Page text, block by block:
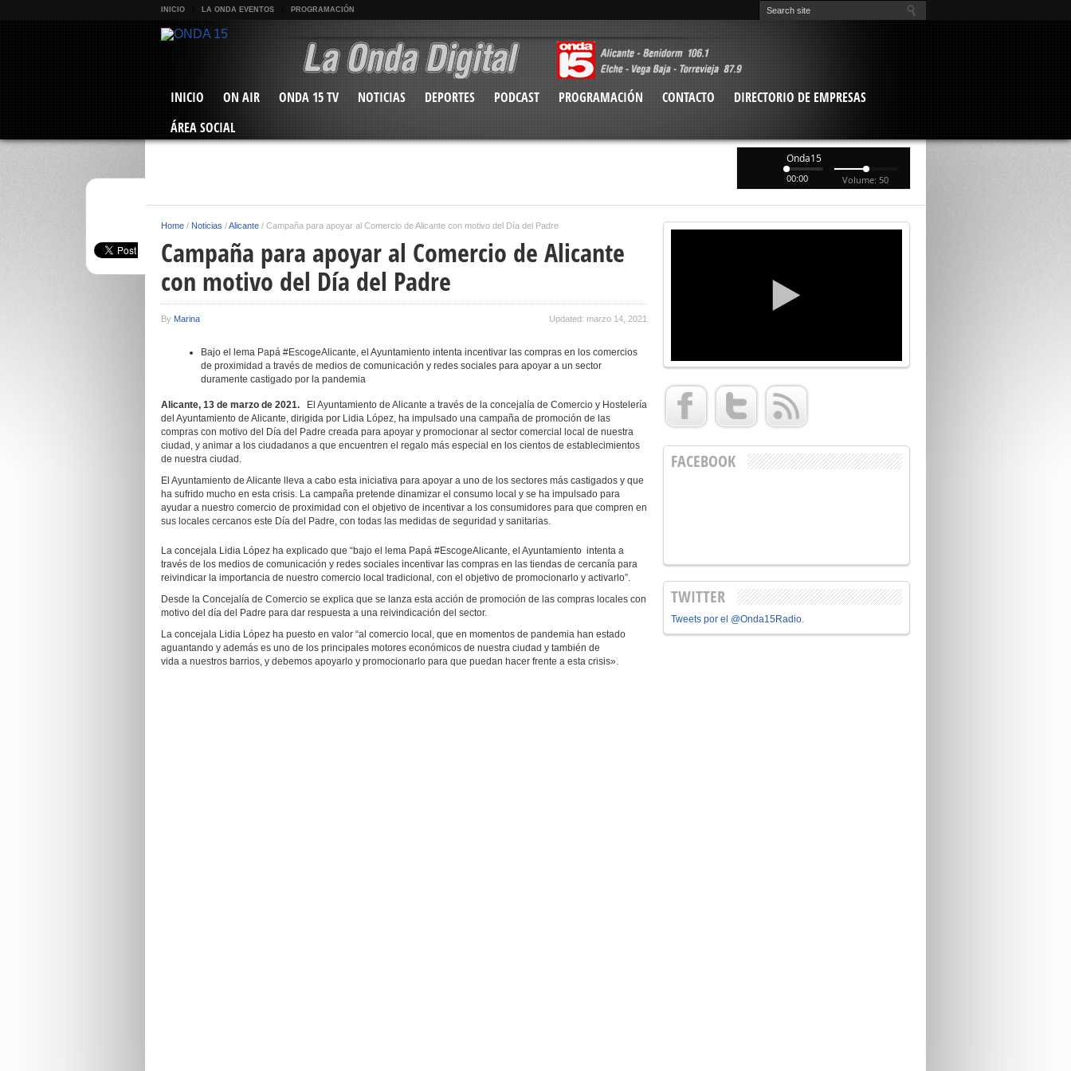
INICIO LA ONDA EVENTOS PROGRAMACIÓN
INICIO ON AIR ONDA 15 TV NOTICIAS DEPORTES PODCAST PROGRAMACIÓN CONTACTO
DIRECTORIO DE EMPRESAS
ÁREA SOCIAL
Onda15
00:00 Volume: 50
Home / Noticias /Alicante / Campaña para apoyar al Comercio de Alicante con motivo del Día del Padre
Campaña para apoyar al Comercio de Alicante
con motivo del Día del Padre
By Marina Updated: marzo 14, 2021
Bajo el lema Papá #EscogeAlicante, el Ayuntamiento intenta incentivar las compras en los comercios
de proximidad a través de medios de comunicación y redes sociales para apoyar a un sector
duramente castigado por la pandemia
Alicante, 13 de marzo de 2021.
El Ayuntamiento de Alicante a través de la concejalía de Comercio y Hostelería
del Ayuntamiento de Alicante, dirigida por Lidia López, ha impulsado una campaña de promoción de las
compras con motivo del Día del Padre creada para apoyar y promocionar al sector comercial local de nuestra
ciudad, y animar a los ciudadanos a que encuentren el regalo más especial en los cientos de establecimientos
de nuestra ciudad.
El Ayuntamiento de Alicante lleva a cabo esta iniciativa para apoyar a uno de los sectores más castigados y que
ha sufrido mucho en esta crisis. La campaña pretende dinamizar el consumo local y se ha impulsado para
ayudar a nuestro comercio de proximidad con el objetivo de incentivar a los consumidores para que compren en
sus locales cercanos este Día del Padre, con todas las medidas de seguridad y sanitarias.
La concejala Lidia López ha explicado que “bajo el lema Papá #EscogeAlicante, el Ayuntamiento intenta a
través de los medios de comunicación y redes sociales incentivar las compras en las tiendas de cercanía para
reivindicar la importancia de nuestro comercio local tradicional, con el objetivo de promocionarlo y activarlo”.
Desde la Concejalía de Comercio se explica que se lanza esta acción de promoción de las compras locales con
motivo del día del Padre para dar respuesta a una reivindicación del sector.
La concejala Lidia López ha puesto en valor “al comercio local, que en momentos de pandemia han estado
aguantando y además es uno de los principales motores económicos de nuestra ciudad y también de
vida a nuestros barrios, y debemos apoyarlo y promocionarlo para que puedan hacer frente a esta crisis».
FACEBOOK
TWITTER
Tweets por el @Onda15Radio.